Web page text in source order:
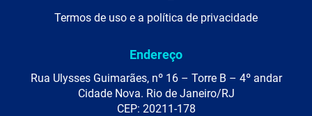
Termos de uso e a política de privacidade
Endereço
Rua Ulysses Guimarães, nº 16 – Torre B – 4º andar
Cidade Nova. Rio de Janeiro/RJ
CEP: 20211-178